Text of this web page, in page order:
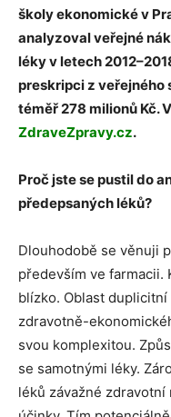
školy ekonomické v
analyzoval veřejné
léky v letech
preskripci z
téměř 278 milionů Kč.
ZdraveZpravy.cz.
Proč jste se pustil do
předepsaných léků?
Dlouhodobě se věnuji
především ve farmacii.
blízko. Oblast
zdravotně-
svou komplexitou.
se samotnými léky.
léků závažné